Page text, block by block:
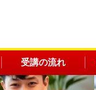
受講の流れ